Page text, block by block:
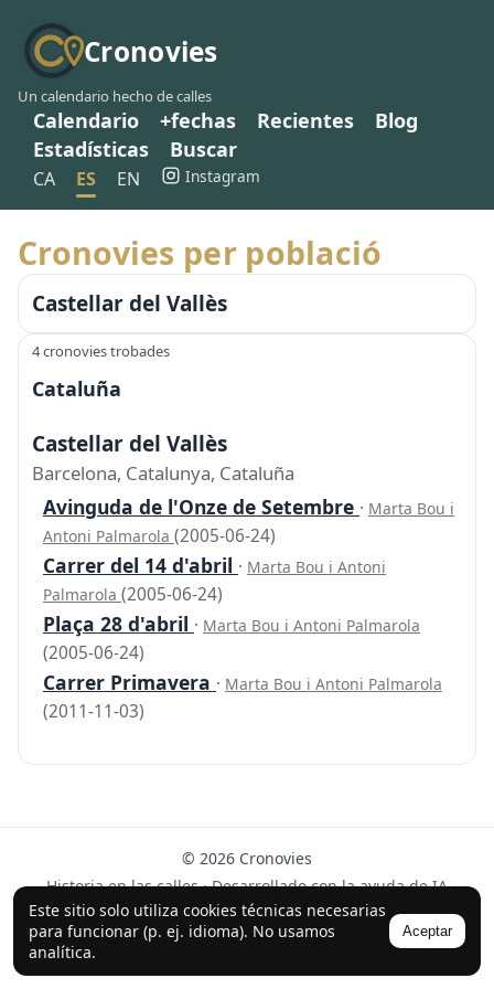
Cronovies
Un calendario hecho de calles
Calendario +fechas Recientes
Blog
Estadísticas
Buscar
CA ES EN Instagram
Este sitio solo utiliza cookies técnicas necesarias
para funcionar (p. ej. idioma). No usamos
analítica.
Aceptar
Cronovies per població
Castellar del Vallès
4 cronovies trobades
Cataluña
Castellar del Vallès
Barcelona, Catalunya, Cataluña
Avinguda de l'Onze de Setembre · Marta Bou i
Antoni Palmarola (2005-06-24)
Carrer del 14 d'abril · Marta Bou i Antoni
Palmarola (2005-06-24)
Plaça 28 d'abril · Marta Bou i Antoni Palmarola
(2005-06-24)
Carrer Primavera · Marta Bou i Antoni Palmarola
(2011-11-03)
© 2026 Cronovies
Historia en las calles · Desarrollado con la ayuda de IA
(ChatGPT).
Síguenos en Instagram